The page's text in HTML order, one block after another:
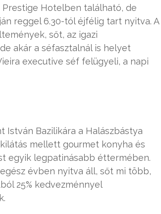
Hotelben található, de
reggel 6.30-tól éjfélig tart nyitva. A
sőt, az igazi
akár a séfasztalnál is helyet
executive séf felügyeli, a napi
István Bazilikára a Halászbástya
mellett gourmet konyha és
egyik legpatinásabb éttermében.
évben nyitva áll, sőt mi több,
25% kedvezménnyel